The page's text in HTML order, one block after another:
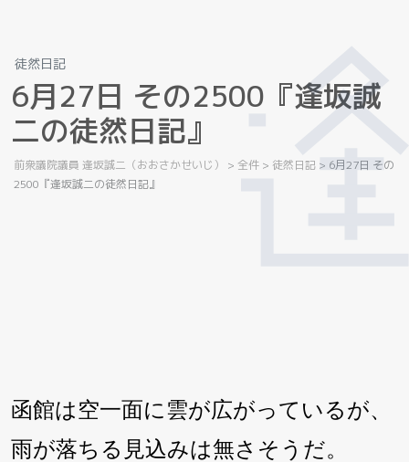
徒然日記
6月27日 その2500 『逢坂誠
二の徒然日記』
前衆議院議員 逢坂誠二（おおさかせいじ） > 全件 > 徒然日記 > 6月27日 その
2500『逢坂誠二の徒然日記』
函館は空一面に雲が広がっているが、
雨が落ちる見込みは無さそうだ。